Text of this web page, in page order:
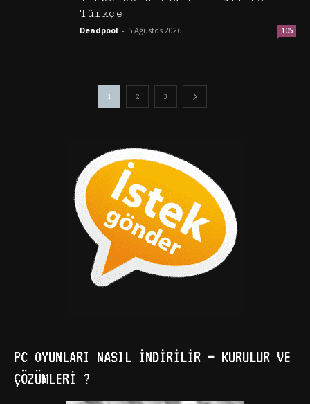
Türkçe
Deadpool - 5 Ağustos 2026 105
1 2 3
PC OYUNLARI NASIL İNDIRILIR – KURULUR VE
ÇÖZÜMLERI ?